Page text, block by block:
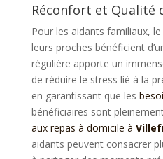
Réconfort et Qualité
Pour les aidants familiaux,
leurs proches bénéficient
régulière apporte un
de réduire le stress lié à la
en garantissant que les
bénéficiaires sont
aux repas à domicile à
aidants peuvent consacrer